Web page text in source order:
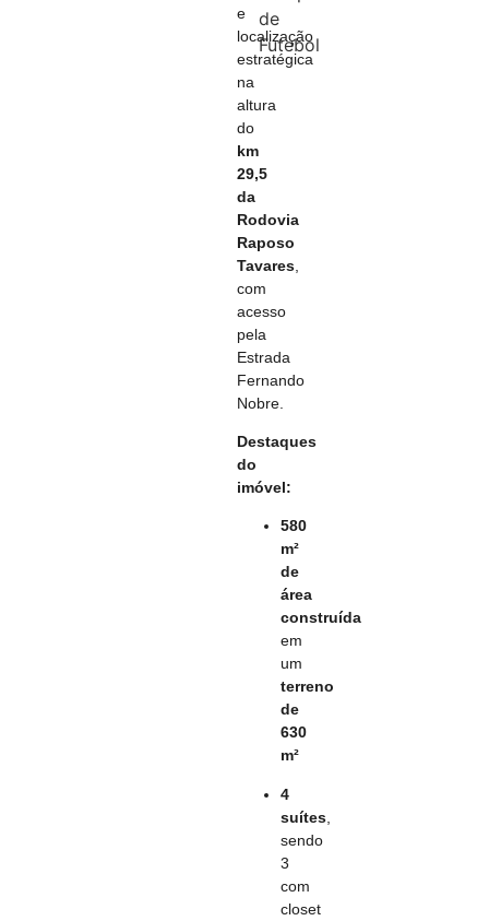
de
Futebol
e
localização
estratégica
na
altura
do
km
29,5
da
Rodovia
Raposo
Tavares,
com
acesso
pela
Estrada
Fernando
Nobre.
Destaques
do
imóvel:
580
m²
de
área
construída
em
um
terreno
de
630
m²
4
suítes,
sendo
3
com
closet